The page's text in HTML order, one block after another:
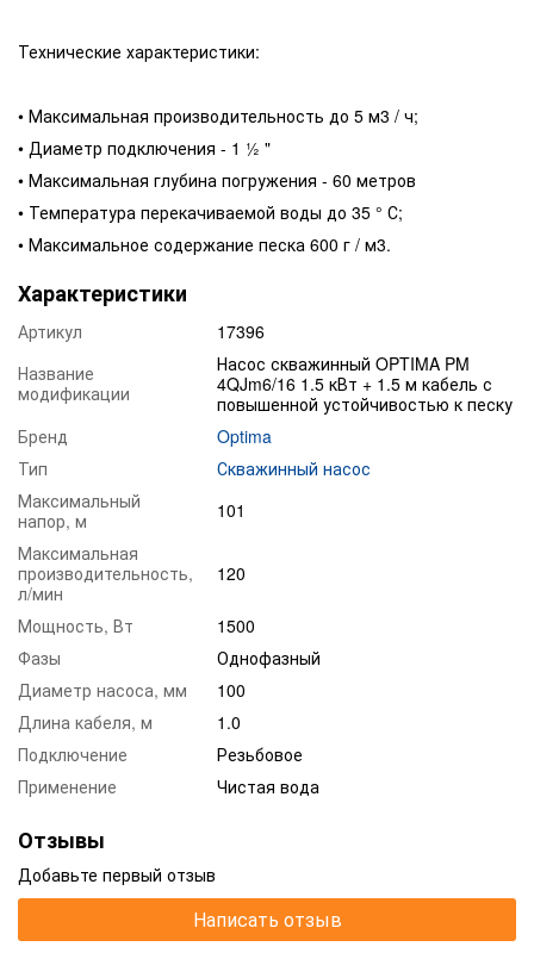
Технические характеристики:
• Максимальная производительность до 5 м3 / ч;
• Диаметр подключения - 1 ½ "
• Максимальная глубина погружения - 60 метров
• Температура перекачиваемой воды до 35 ° С;
• Максимальное содержание песка 600 г / м3.
Характеристики
Артикул
17396
Название
модификации
Насос скважинный OPTIMA PM
4QJm6/16 1.5 кВт + 1.5 м кабель с
повышенной устойчивостью к песку
Бренд
Optima
Тип
Скважинный насос
Максимальный
напор, м
101
Максимальная
производительность,
л/мин
120
Мощность, Вт
1500
Фазы
Однофазный
Диаметр насоса, мм
100
Длина кабеля, м
1.0
Подключение
Резьбовое
Применение
Чистая вода
Отзывы
Добавьте первый отзыв
Написать отзыв